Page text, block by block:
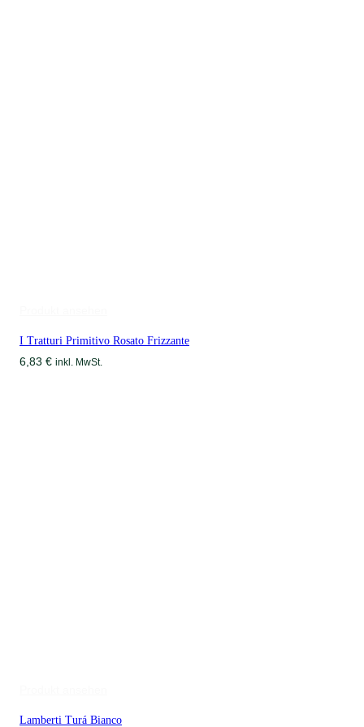
I Tratturi Primitivo Rosato Frizzante
6,83 € inkl. MwSt.
Lamberti Turá Bianco